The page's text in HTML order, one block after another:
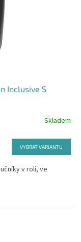
Inclusive S
Skladem
VYBRAT VARIANTU
v roli, ve